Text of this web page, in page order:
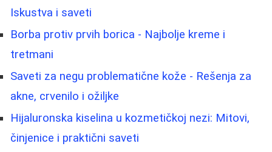
Iskustva i saveti
Borba protiv prvih borica - Najbolje kreme i
tretmani
Saveti za negu problematične kože - Rešenja za
akne, crvenilo i ožiljke
Hijaluronska kiselina u kozmetičkoj nezi: Mitovi,
činjenice i praktični saveti